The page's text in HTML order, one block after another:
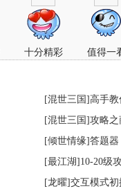
十分精彩 值得一
[混世三国]高手
[混世三国]攻略
[倾世情缘]答题器
[最江湖]10-20级
[龙曜]交互模式初